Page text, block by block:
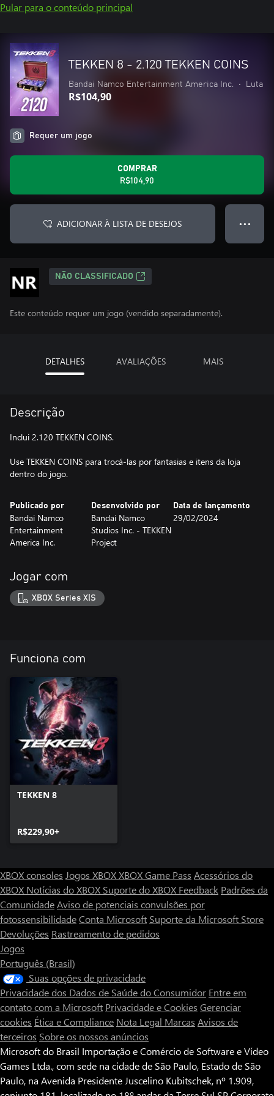
Pular para o conteúdo principal
TEKKEN 8 - 2.120 TEKKEN COINS
Bandai Namco Entertainment America Inc. • Luta
R$104,90
Requer um jogo
COMPRAR
R$104,90
ADICIONAR À LISTA DE DESEJOS ● ● ●
NÃO CLASSIFICADO
Este conteúdo requer um jogo (vendido separadamente).
DETALHES AVALIAÇÕES MAIS
Descrição
Inclui 2.120 TEKKEN COINS.
Use TEKKEN COINS para trocá-las por fantasias e itens da loja
dentro do jogo.
Publicado por
Bandai Namco
Entertainment
America Inc.
Desenvolvido por
Bandai Namco
Studios Inc. - TEKKEN
Project
Data de lançamento
29/02/2024
Jogar com
XBOX Series X|S
Funciona com
TEKKEN 8
R$229,90+
XBOX consoles Jogos XBOXXBOX Game Pass Acessórios do
XBOX Notícias do XBOX Suporte do XBOX Feedback Padrões da
ComunidadeAviso de potenciais convulsões por
fotossensibilidadeConta Microsoft Suporte da Microsoft Store
Devoluções Rastreamento de pedidos
Jogos
Português (Brasil)
Suas opções de privacidade
Privacidade dos Dados de Saúde do Consumidor Entre em
contato com a Microsoft Privacidade e Cookies Gerenciar
cookies Ética e Compliance Nota Legal Marcas Avisos de
terceiros Sobre os nossos anúncios
Microsoft do Brasil Importação e Comércio de Software e Vídeo
Games Ltda., com sede na cidade de São Paulo, Estado de São
Paulo, na Avenida Presidente Juscelino Kubitschek, nº 1.909,